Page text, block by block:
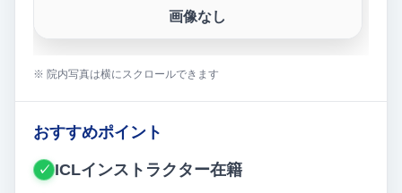
画像なし
※ 院内写真は横にスクロールできます
おすすめポイント
✓ ICLインストラクター在籍